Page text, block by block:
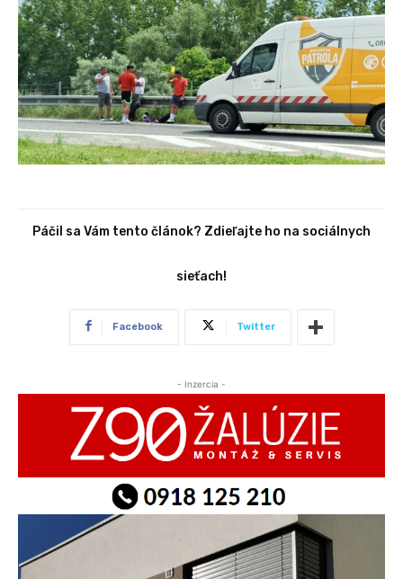
Páčil sa Vám tento článok? Zdieľajte ho na sociálnych
sieťach!
Facebook Twitter
- Inzercia -